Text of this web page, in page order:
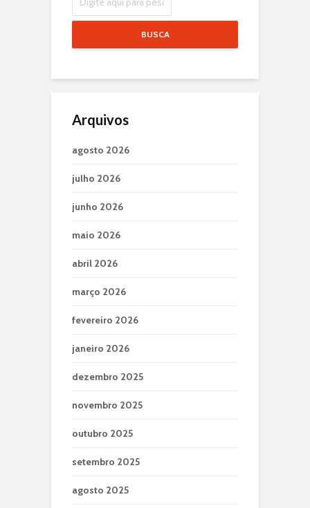
BUSCA
Arquivos
agosto 2026
julho 2026
junho 2026
maio 2026
abril 2026
março 2026
fevereiro 2026
janeiro 2026
dezembro 2025
novembro 2025
outubro 2025
setembro 2025
agosto 2025